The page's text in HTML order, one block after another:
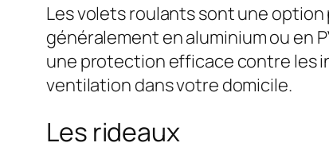
Les volets roulants sont une
généralement en aluminium ou en
une protection efficace contre les
ventilation dans votre domicile.
Les rideaux